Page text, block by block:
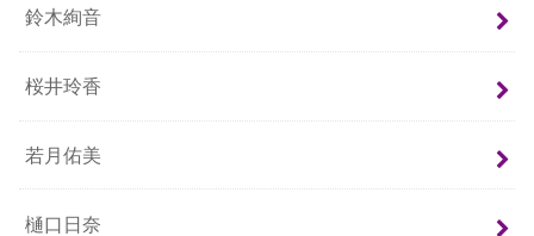
鈴木絢音
桜井玲香
若月佑美
樋口日奈